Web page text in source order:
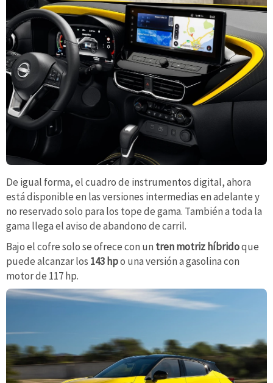
De igual forma, el cuadro de instrumentos digital, ahora
está disponible en las versiones intermedias en adelante y
no reservado solo para los tope de gama. También a toda la
gama llega el aviso de abandono de carril.
Bajo el cofre solo se ofrece con un tren motriz híbridoque
puede alcanzar los 143 hpo una versión a gasolina con
motor de 117 hp.